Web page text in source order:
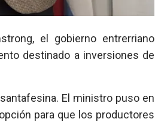
destinado a inversiones de
El ministro puso en
para que los productores